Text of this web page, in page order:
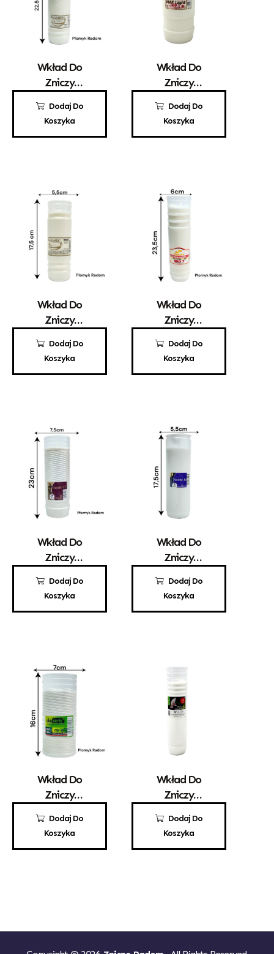
Dodaj Do
Koszyka
Wkład Do
Zniczy
Kaganek 7
9,70 zł
Dodaj Do
Koszyka
Wkład Do
Zniczy
Max Light 7,5
9,90 zł
Dodaj Do
Koszyka
Wkład Do
Zniczy
Kaganek 4
4,75 zł
Dodaj Do
Koszyka
Wkład Do
Zniczy
Kerzen WAX 7
8,80 zł
Dodaj Do
Koszyka
Wkład Do
Zniczy
Santo 12
10,80 zł
Dodaj Do
Koszyka
Wkład Do
Zniczy
Santo 3a
5,10 zł
Dodaj Do
Koszyka
Wkład Do
Zniczy
EKO ZW 26
5,30 zł
Dodaj Do
Koszyka
Wkład Do
Zniczy
Aura A5
5,20 zł